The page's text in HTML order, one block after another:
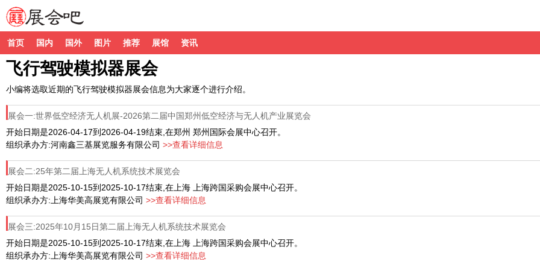
首页 国内 国外 图片 推荐 展馆 资讯
飞行驾驶模拟器展会
小编将选取近期的飞行驾驶模拟器展会信息为大家逐个进行介绍。
展会一:世界低空经济无人机展-2026第二届中国郑州低空经济与无人机产业展览会
开始日期是2026-04-17到2026-04-19结束,在郑州 郑州国际会展中心召开。
组织承办方:河南鑫三基展览服务有限公司 >>查看详细信息
展会二:25年第二届上海无人机系统技术展览会
开始日期是2025-10-15到2025-10-17结束,在上海 上海跨国采购会展中心召开。
组织承办方:上海华美高展览有限公司 >>查看详细信息
展会三:2025年10月15日第二届上海无人机系统技术展览会
开始日期是2025-10-15到2025-10-17结束,在上海 上海跨国采购会展中心召开。
组织承办方:上海华美高展览有限公司 >>查看详细信息